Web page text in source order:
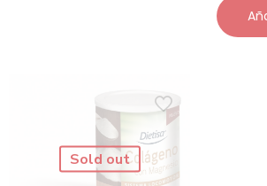
Sold out